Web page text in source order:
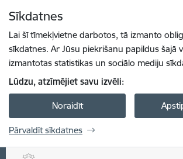
Sīkdatnes
Lai šī tīmekļvietne darbotos, tā izmanto
sīkdatnes. Ar Jūsu piekrišanu papildus šajā
izmantotas statistikas un sociālo mediju
Lūdzu, atzīmējiet savu izvēli:
Noraidīt
Pārvaldīt sīkdatnes